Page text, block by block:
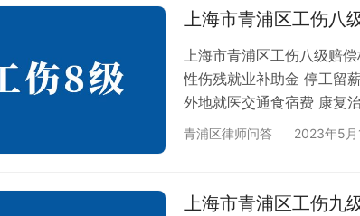
标准 上海市青浦区工伤七
上海市青浦区工伤八
上海市青浦区工伤八级赔
性伤残就业补助金 停工留
外地就医交通食宿费 康复
本市全口径城镇单位就业
标准 上海市青浦区工伤七
青浦区律师问答 2023年5月
上海市青浦区工伤九